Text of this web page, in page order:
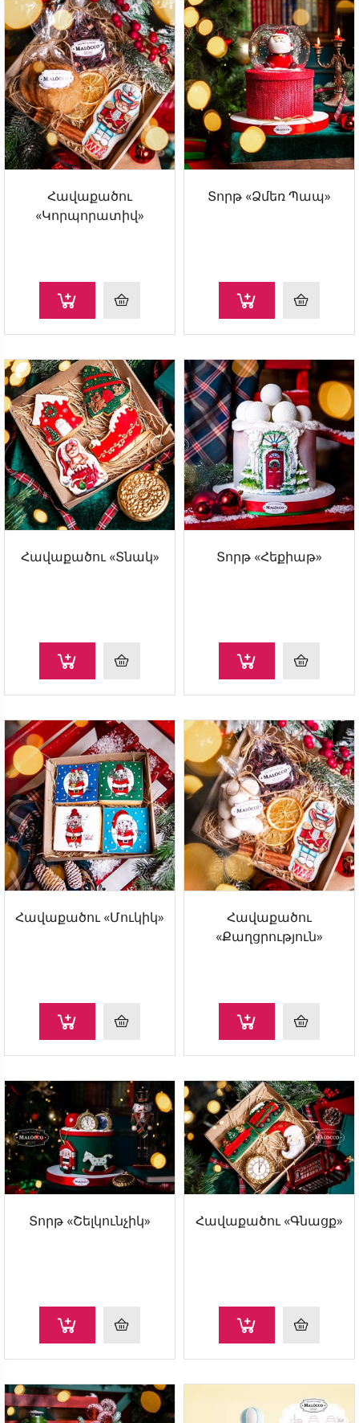
Հավաքածու
«Կորպորատիվ»
Տորթ «Ձմեռ Պապ»
Հավաքածու «Տնակ» Տորթ «Հեքիաթ»
Հավաքածու «Մուկիկ»
Հավաքածու
«Քաղցրություն»
Տորթ «Շելկունչիկ» Հավաքածու «Գնացք»